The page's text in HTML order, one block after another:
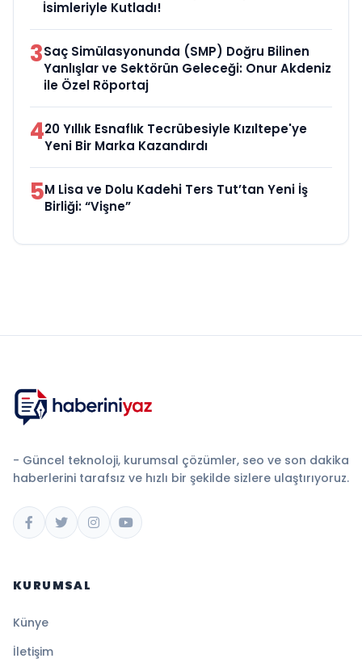
İsimleriyle Kutladı!
3Saç Simülasyonunda (SMP) Doğru Bilinen
Yanlışlar ve Sektörün Geleceği: Onur Akdeniz
ile Özel Röportaj
420 Yıllık Esnaflık Tecrübesiyle Kızıltepe'ye
Yeni Bir Marka Kazandırdı
5M Lisa ve Dolu Kadehi Ters Tut’tan Yeni İş
Birliği: “Vişne”
- Güncel teknoloji, kurumsal çözümler, seo ve son dakika
haberlerini tarafsız ve hızlı bir şekilde sizlere ulaştırıyoruz.
KURUMSAL
Künye
İletişim